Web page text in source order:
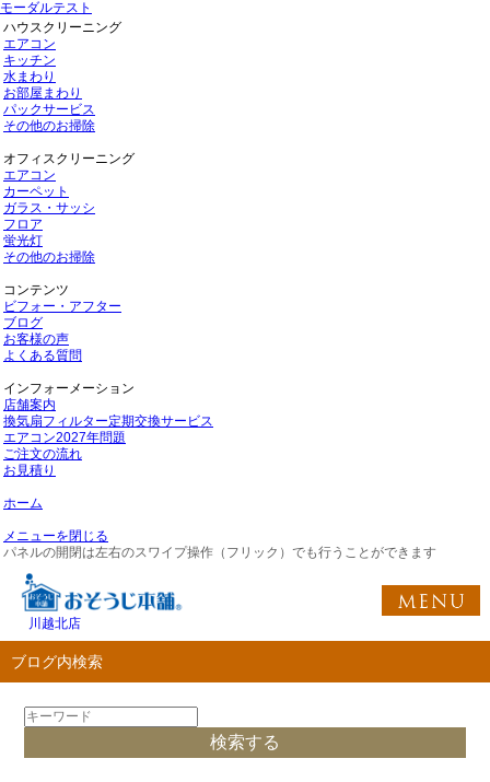
モーダルテスト
ハウスクリーニング
エアコン
キッチン
水まわり
お部屋まわり
パックサービス
その他のお掃除
オフィスクリーニング
エアコン
カーペット
ガラス・サッシ
フロア
蛍光灯
その他のお掃除
コンテンツ
ビフォー・アフター
ブログ
お客様の声
よくある質問
インフォーメーション
店舗案内
換気扇フィルター定期交換サービス
エアコン2027年問題
ご注文の流れ
お見積り
ホーム
メニューを閉じる
パネルの開閉は左右のスワイプ操作（フリック）でも行うことができます
川越北店
ブログ内検索